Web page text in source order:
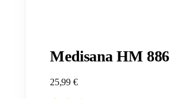
Medisana HM 886
25,99 €